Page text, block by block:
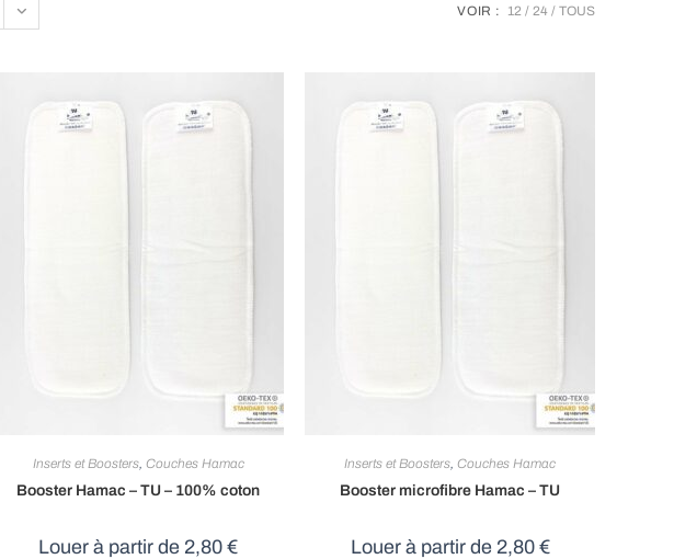
VOIR : 12 24 TOUS
Inserts et Boosters, Couches Hamac
Booster Hamac – TU – 100% coton
Louer à partir de 2,80€
Inserts et Boosters,Couches Hamac
Booster microfibre Hamac – TU
Louer à partir de 2,80 €